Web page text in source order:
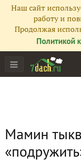
Наш сайт
работу и
Продолжая
Политикой
Мамин